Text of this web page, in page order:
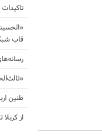
قاب
طنین
از